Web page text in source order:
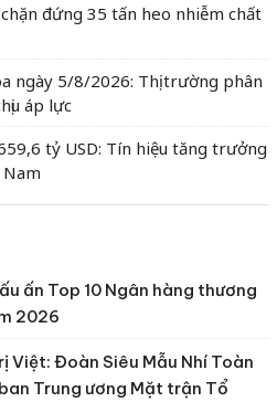
đứng 35 tấn heo nhiễm chất
ngày 5/8/2026: Thị trường phân
áp lực
tỷ USD: Tín hiệu tăng trưởng
ấn Top 10 Ngân hàng thương
2026
Việt: Đoàn Siêu Mẫu Nhí Toàn
Trung ương Mặt trận Tổ